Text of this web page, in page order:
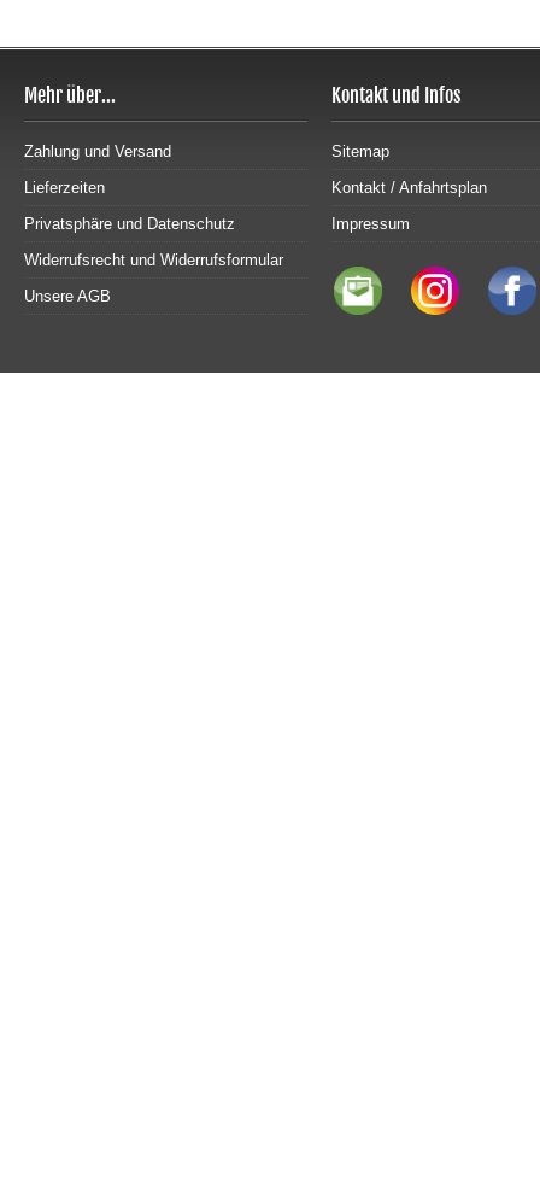
Mehr über...
Zahlung und Versand
Lieferzeiten
Privatsphäre und Datenschutz
Widerrufsrecht und Widerrufsformular
Unsere AGB
Kontakt und Infos
Sitemap
Kontakt / Anfahrtsplan
Impressum